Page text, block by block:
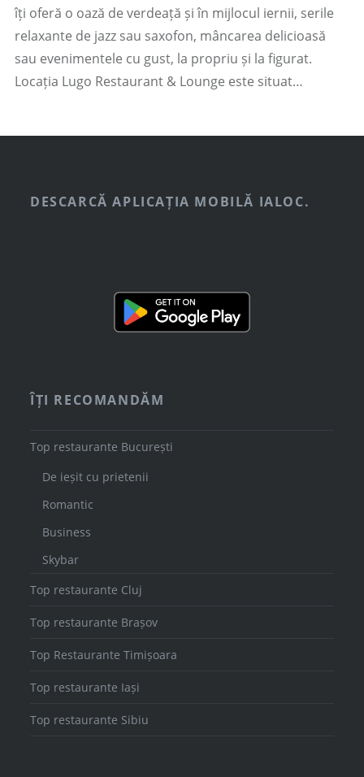
îți oferă o oază de verdeață și în mijlocul iernii, serile
relaxante de jazz sau saxofon, mâncarea delicioasă
sau evenimentele cu gust, la propriu și la figurat.
Locația Lugo Restaurant & Lounge este situat…
DESCARCĂ APLICAȚIA MOBILĂ IALOC.
ÎȚI RECOMANDĂM
Top restaurante București
De ieșit cu prietenii
Romantic
Business
Skybar
Top restaurante Cluj
Top restaurante Brașov
Top Restaurante Timișoara
Top restaurante Iași
Top restaurante Sibiu